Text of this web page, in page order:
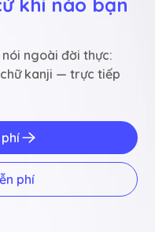
ngoài đời thực:
kanji — trực tiếp
phí